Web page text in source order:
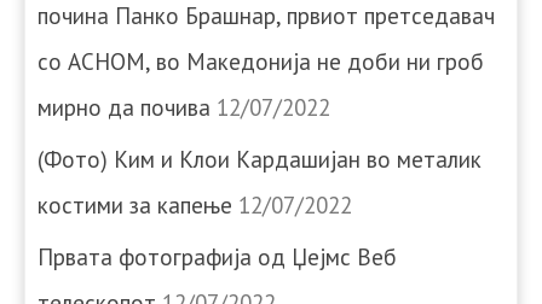
почина Панко Брашнар, првиот претседавач
со АСНОМ, во Македонија не доби ни гроб
мирно да почива 12/07/2022
(Фото) Ким и Клои Кардашијан во металик
костими за капење 12/07/2022
Првата фотографија од Џејмс Веб